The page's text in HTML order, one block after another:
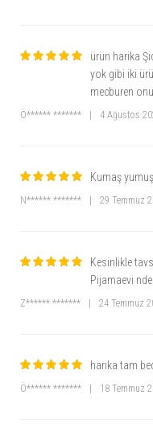
ürün harika
yok gibi iki
mecburen
Ö****** ******* 4 Ağustos
Kumaş
N****** ******* 29 Temmuz
Kesinlikle
Pijamaevi
Z****** ******* 24 Temmuz
harıka tam
Ö****** ******* 18 Temmuz